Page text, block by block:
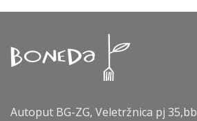
Autoput BG-ZG, Veletržnica pj 35,bb